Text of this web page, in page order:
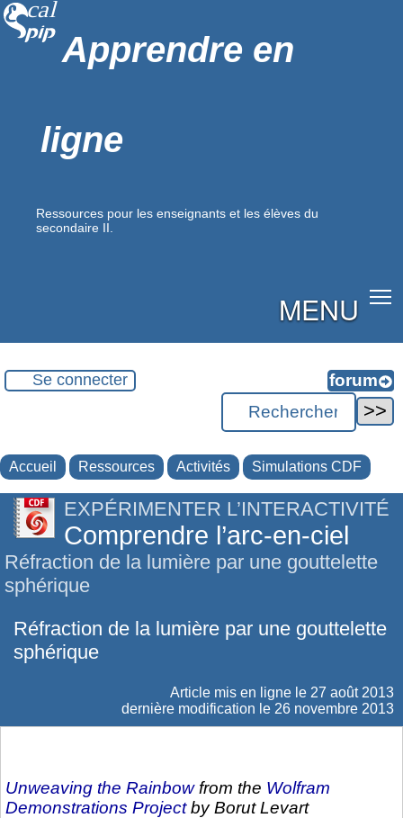
Apprendre en
ligne
Ressources pour les enseignants et les élèves du
secondaire II.
MENU
Se connecter
Accueil Ressources Activités Simulations CDF
EXPÉRIMENTER L’INTERACTIVITÉ
Comprendre l’arc-en-ciel
Réfraction de la lumière par une gouttelette
sphérique
Réfraction de la lumière par une gouttelette
sphérique
Article mis en ligne le 27 août 2013
dernière modification le 26 novembre 2013
Unweaving the Rainbowfrom the Wolfram
Demonstrations Projectby Borut Levart